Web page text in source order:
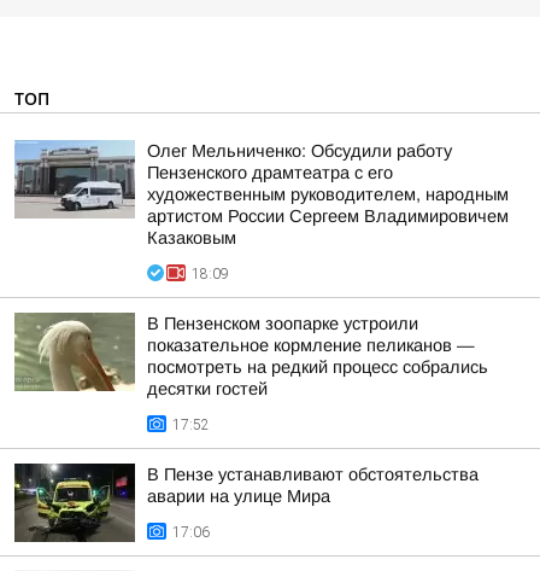
ТОП
Олег Мельниченко: Обсудили работу
Пензенского драмтеатра с его
художественным руководителем, народным
артистом России Сергеем Владимировичем
Казаковым
18:09
В Пензенском зоопарке устроили
показательное кормление пеликанов —
посмотреть на редкий процесс собрались
десятки гостей
17:52
В Пензе устанавливают обстоятельства
аварии на улице Мира
17:06